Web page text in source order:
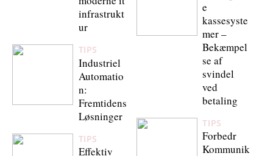
infrastrukt
ur
TIPS
Industriel
Automatio
n:
Fremtidens
Løsninger
TIPS
Effektiv
e
kassesyste
mer –
Bekæmpel
se af
svindel
ved
betaling
TIPS
Forbedr
Kommunik